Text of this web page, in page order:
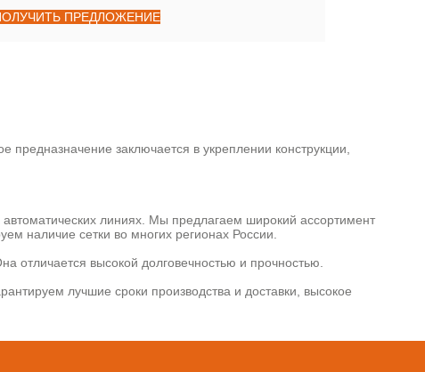
ПРЕДЛОЖЕНИЕ
заключается в укреплении конструкции,
линиях. Мы предлагаем широкий ассортимент
наличие сетки во многих регионах России.
отличается высокой долговечностью и прочностью.
лучшие сроки производства и доставки, высокое